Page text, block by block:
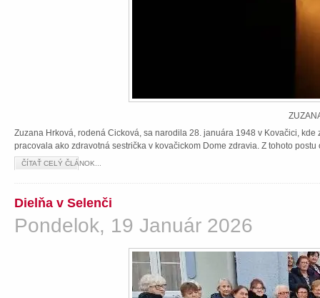
Zuzana Hrková, rodená Cicková, sa narodila 28. januára 1948 v Kovačici,
pracovala ako zdravotná sestrička v kovačickom Dome zdravia. Z tohoto
ČÍTAŤ CELÝ ČLÁNOK...
Dielňa v Selenči
Pondelok, 19 Január 2026